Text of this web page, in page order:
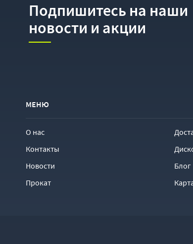
Подпишитесь на наши
новости и акции
МЕНЮ
О нас
Контакты
Новости
Блог
Прокат